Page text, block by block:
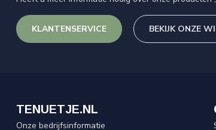
KLANTENSERVICE BEKIJK ONZE
TENUETJE.NL
Onze bedrijfsinformatie